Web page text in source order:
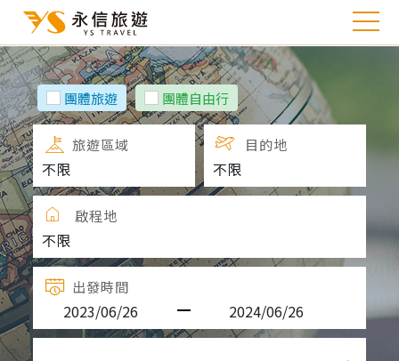
團體旅遊 團體自由行
旅遊區域 目的地
啟程地
出發時間